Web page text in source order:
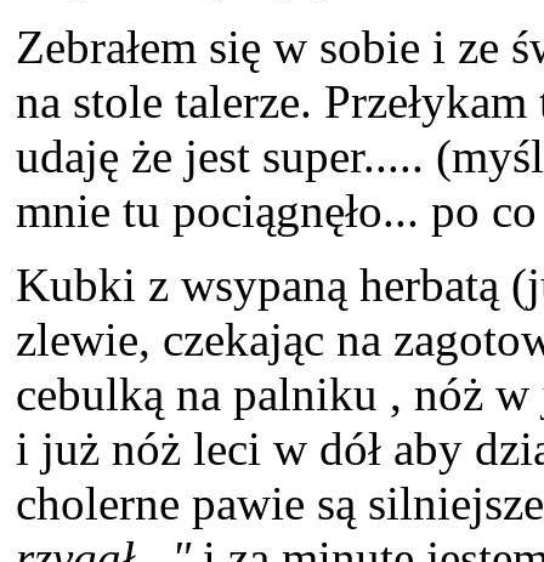
Zebrałem się w sobie i ze
na stole talerze.
udaję że jest super.....
mnie tu pociągnęło... po
Kubki z wsypaną herbatą
zlewie, czekając na
cebulką na palniku , nóż
i już nóż leci w dół aby
cholerne pawie są